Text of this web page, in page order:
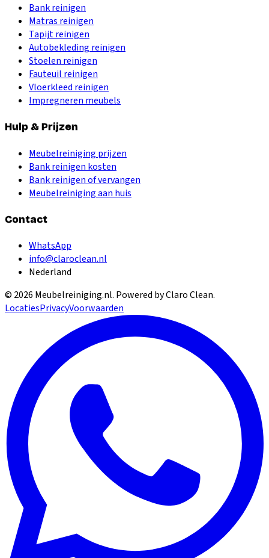
Bank reinigen
Matras reinigen
Tapijt reinigen
Autobekleding reinigen
Stoelen reinigen
Fauteuil reinigen
Vloerkleed reinigen
Impregneren meubels
Hulp & Prijzen
Meubelreiniging prijzen
Bank reinigen kosten
Bank reinigen of vervangen
Meubelreiniging aan huis
Contact
WhatsApp
info@claroclean.nl
Nederland
© 2026 Meubelreiniging.nl. Powered by Claro Clean.
LocatiesPrivacyVoorwaarden